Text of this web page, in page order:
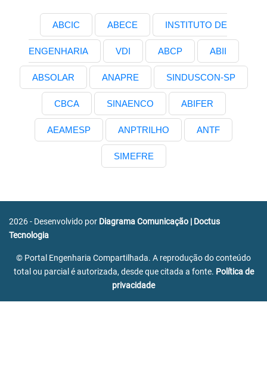
ABCIC ABECE INSTITUTO DE
ENGENHARIA VDI ABCP ABII
ABSOLAR ANAPRE SINDUSCON-SP
CBCA SINAENCO ABIFER
AEAMESP ANPTRILHO ANTF
SIMEFRE
2026 - Desenvolvido por Diagrama Comunicação | Doctus
Tecnologia
© Portal Engenharia Compartilhada. A reprodução do conteúdo
total ou parcial é autorizada, desde que citada a fonte. Política de
privacidade